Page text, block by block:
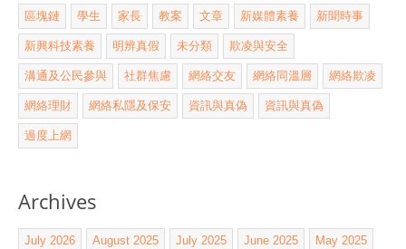
區塊鏈 學生 家長 教案 文章 新媒體素養 新聞時事
新興科技素養 明辨真假 未分類 欺凌與安全
溝通及公民參與 社群焦慮 網絡交友 網絡同溫層 網絡欺凌
網絡理財 網絡私隱及保安 資訊與真偽 資訊與真偽
過度上網
Archives
July 2026 August 2025 July 2025 June 2025 May 2025